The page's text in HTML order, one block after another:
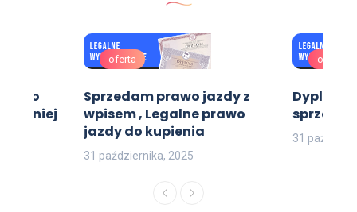
średniej
oferta
Sprzedam prawo jazdy z
wpisem , Legalne prawo
jazdy do kupienia
31 października, 2025
oferta
Dyplom
31